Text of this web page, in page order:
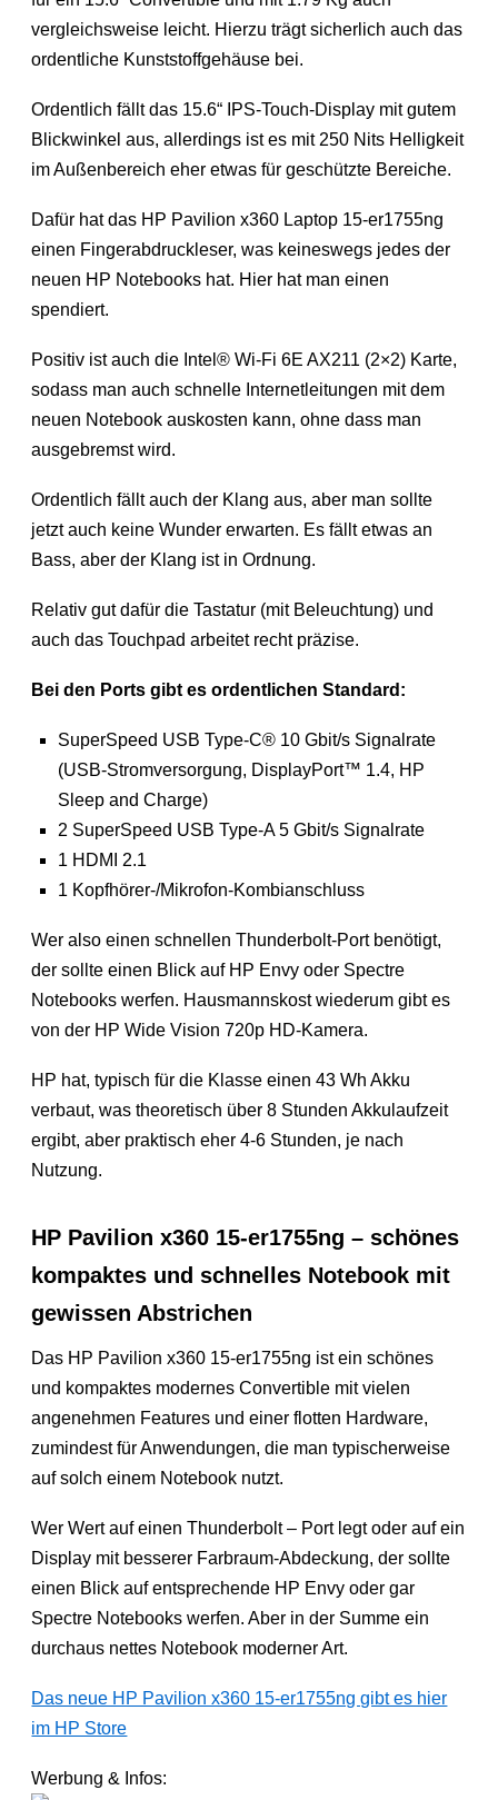
vergleichsweise leicht. Hierzu trägt sicherlich auch das
ordentliche Kunststoffgehäuse bei.
Ordentlich fällt das 15.6“ IPS-Touch-Display mit gutem
Blickwinkel aus, allerdings ist es mit 250 Nits Helligkeit
im Außenbereich eher etwas für geschützte Bereiche.
Dafür hat das HP Pavilion x360 Laptop 15-er1755ng
einen Fingerabdruckleser, was keineswegs jedes der
neuen HP Notebooks hat. Hier hat man einen
spendiert.
Positiv ist auch die Intel® Wi-Fi 6E AX211 (2×2) Karte,
sodass man auch schnelle Internetleitungen mit dem
neuen Notebook auskosten kann, ohne dass man
ausgebremst wird.
Ordentlich fällt auch der Klang aus, aber man sollte
jetzt auch keine Wunder erwarten. Es fällt etwas an
Bass, aber der Klang ist in Ordnung.
Relativ gut dafür die Tastatur (mit Beleuchtung) und
auch das Touchpad arbeitet recht präzise.
Bei den Ports gibt es ordentlichen Standard:
SuperSpeed USB Type-C® 10 Gbit/s Signalrate
(USB-Stromversorgung, DisplayPort™ 1.4, HP
Sleep and Charge)
2 SuperSpeed USB Type-A 5 Gbit/s Signalrate
1 HDMI 2.1
1 Kopfhörer-/Mikrofon-Kombianschluss
Wer also einen schnellen Thunderbolt-Port benötigt,
der sollte einen Blick auf HP Envy oder Spectre
Notebooks werfen. Hausmannskost wiederum gibt es
von der HP Wide Vision 720p HD-Kamera.
HP hat, typisch für die Klasse einen 43 Wh Akku
verbaut, was theoretisch über 8 Stunden Akkulaufzeit
ergibt, aber praktisch eher 4-6 Stunden, je nach
Nutzung.
HP Pavilion x360 15-er1755ng – schönes
kompaktes und schnelles Notebook mit
gewissen Abstrichen
Das HP Pavilion x360 15-er1755ng ist ein schönes
und kompaktes modernes Convertible mit vielen
angenehmen Features und einer flotten Hardware,
zumindest für Anwendungen, die man typischerweise
auf solch einem Notebook nutzt.
Wer Wert auf einen Thunderbolt – Port legt oder auf ein
Display mit besserer Farbraum-Abdeckung, der sollte
einen Blick auf entsprechende HP Envy oder gar
Spectre Notebooks werfen. Aber in der Summe ein
durchaus nettes Notebook moderner Art.
Das neue HP Pavilion x360 15-er1755ng gibt es hier
im HP Store
Werbung & Infos: